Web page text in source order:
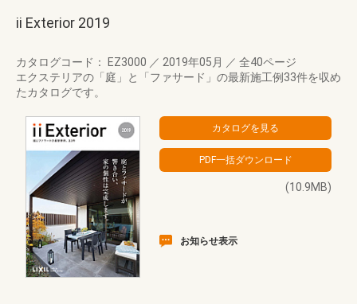
ii Exterior 2019
カタログコード： EZ3000 ／ 2019年05月 ／ 全40ページ
エクステリアの「庭」と「ファサード」の最新施工例33件を収め
たカタログです。
(10.9MB)
お知らせ表示